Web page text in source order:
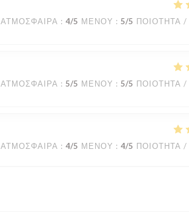
ΑΤΜΌΣΦΑΙΡΑ : 4/5 ΜΕΝΟΎ : 5/5 ΠΟΙΌΤΗΤΑ /
ΑΤΜΌΣΦΑΙΡΑ : 5/5 ΜΕΝΟΎ : 5/5 ΠΟΙΌΤΗΤΑ /
ΑΤΜΌΣΦΑΙΡΑ : 4/5 ΜΕΝΟΎ : 4/5 ΠΟΙΌΤΗΤΑ /